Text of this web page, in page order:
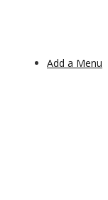
Add a Menu